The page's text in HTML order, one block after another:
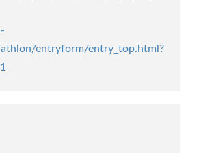
entryform/entry_top.html?